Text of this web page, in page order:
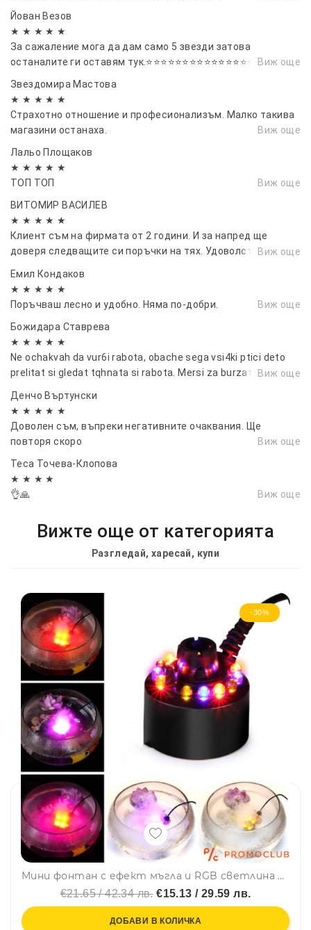
Йован Везов
★ ★ ★ ★ ★
За сажаление мога да дам само 5 звезди затова
останалите ги оставям тук.⭐⭐⭐⭐⭐⭐⭐⭐⭐⭐⭐⭐⭐⭐⭐⭐⭐⭐Виж още
Звездомира Мастова
★ ★ ★ ★ ★
Страхотно отношение и професионализъм. Малко такива
магазини останаха.
Виж още
Лальо Площаков
★ ★ ★ ★ ★
ТОП ТОП
Виж още
ВИТОМИР ВАСИЛЕВ
★ ★ ★ ★ ★
Клиент съм на фирмата от 2 години. И за напред ще
доверя следващите си поръчки на тях. Удоволствие е,
прецизни и всеотдайни
Виж още
Емил Кондаков
★ ★ ★ ★ ★
Поръчваш лесно и удобно. Няма по-добри.
Виж още
Божидара Ставрева
★ ★ ★ ★ ★
Ne ochakvah da vur6i rabota, obache sega vsi4ki ptici deto
prelitat si gledat tqhnata si rabota. Mersi za burzata Виж още
Денчо Въртунски
★ ★ ★ ★ ★
Доволен съм, въпреки негативните очаквания. Ще
повторя скоро
Виж още
Теса Точева-Клопова
★ ★ ★ ★
👌🙏
Виж още
Вижте още от категорията
Разгледай, харесай, купи
-30%
Мини фонтан с ефект мъгла и RGB светлина 24V
€21.65 / 42.34 лв.€15.13 / 29.59 лв.
ДОБАВИ В КОЛИЧКА